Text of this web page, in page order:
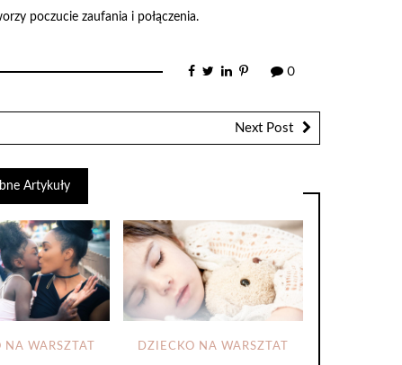
poczucie zaufania i połączenia.
0
Next Post
Artykuły
NA WARSZTAT DZIECKO NA WARSZTAT